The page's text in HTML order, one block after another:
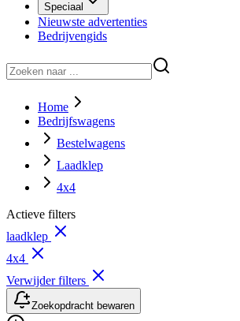
Speciaal
Nieuwste advertenties
Bedrijvengids
Home
Bedrijfswagens
Bestelwagens
Laadklep
4x4
Actieve filters
laadklep
4x4
Verwijder filters
Zoekopdracht bewaren